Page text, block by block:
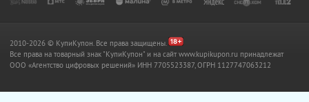
2010-2026 © КупиКупон. Все права защищены.
Все права на товарный знак "КупиКупон" и на сайт www.kupikupon.ru принадлежат
OOO «Агентство цифровых решений» ИНН 7705523387, ОГРН 1127747063212